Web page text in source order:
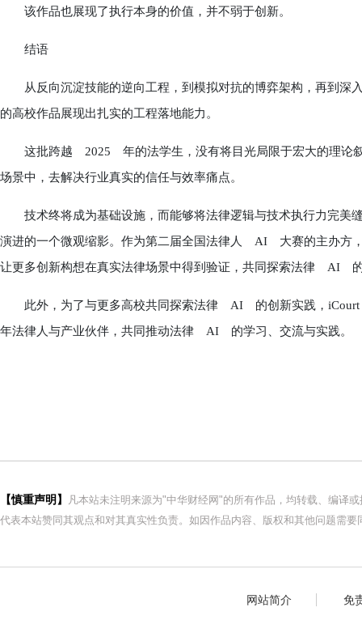
该作品也展现了执行本身的价值，并不弱于创新。
结语
从反向沉淀技能的逆向工程，到模拟对抗的博弈架构，再到深
的高校作品展现出扎实的工程落地能力。
这批跨越 2025 年的法学生，没有将目光局限于宏大的理论叙
场景中，去解决行业真实的信任与效率痛点。
技术终将成为基础设施，而能够将法律逻辑与技术执行力完美
演进的一个微观缩影。作为第二届全国法律人 AI 大赛的主办方
让更多创新构想在真实法律场景中得到验证，共同探索法律 AI
此外，为了与更多高校共同探索法律 AI 的创新实践，
年法律人与产业伙伴，共同推动法律 AI 的学习、交流与实践。
【慎重声明】
凡本站未注明来源为"中华财经网"的所有作品，均转载、编译
代表本站赞同其观点和对其真实性负责。如因作品内容、版权和其他问题需
网站简介 免